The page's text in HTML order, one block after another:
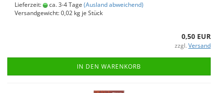
Lieferzeit: ca. 3-4 Tage (Ausland abweichend)
Versandgewicht:0,02 kg je Stück
0,50 EUR
zzgl. Versand
IN DEN WARENKORB